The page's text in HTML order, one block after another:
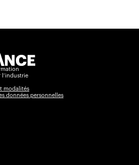
l’industrie
modalités
données personnelles